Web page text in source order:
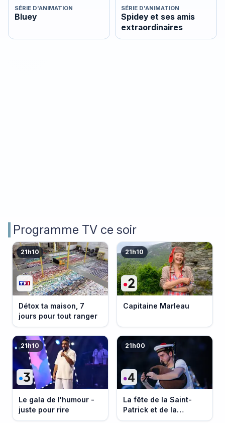
SÉRIE D'ANIMATION
Bluey
SÉRIE D'ANIMATION
Spidey et ses amis
extraordinaires
Programme TV ce soir
21h10
Détox ta maison, 7
jours pour tout ranger
21h10
Capitaine Marleau
21h10
Le gala de l'humour -
juste pour rire
21h00
La fête de la Saint-
Patrick et de la
Bretagne